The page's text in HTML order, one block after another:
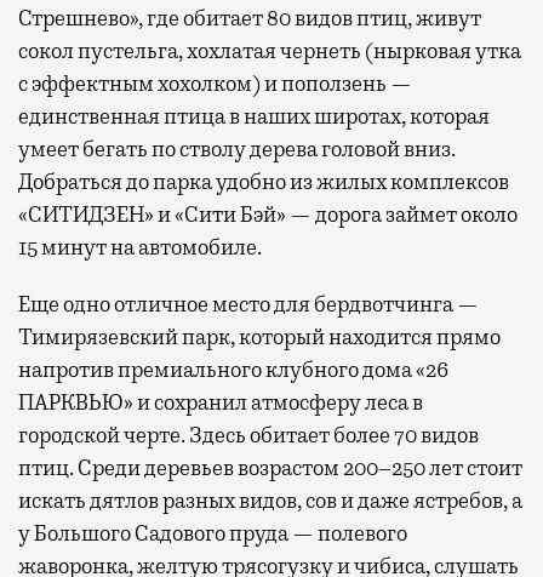
Стрешнево», где обитает 80 видов птиц, живут
сокол пустельга, хохлатая чернеть (нырковая утка
с эффектным хохолком) и поползень —
единственная птица в наших широтах, которая
умеет бегать по стволу дерева головой вниз.
Добраться до парка удобно из жилых комплексов
«СИТИДЗЕН» и «Сити Бэй» — дорога займет около
15 минут на автомобиле.
Еще одно отличное место для бердвотчинга —
Тимирязевский парк, который находится прямо
напротив премиального клубного дома «26
ПАРКВЬЮ» и сохранил атмосферу леса в
городской черте. Здесь обитает более 70 видов
птиц. Среди деревьев возрастом 200–250 лет стоит
искать дятлов разных видов, сов и даже ястребов, а
у Большого Садового пруда — полевого
жаворонка, желтую трясогузку и чибиса, слушать